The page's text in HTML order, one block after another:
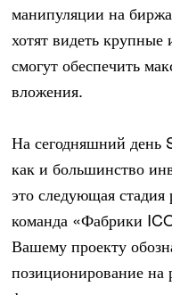
манипуляции на
хотят видеть
смогут обеспечить
вложения.
На сегодняшний день
как и большинство
это следующая
команда «Фабрики
Вашему проекту
позиционирование на